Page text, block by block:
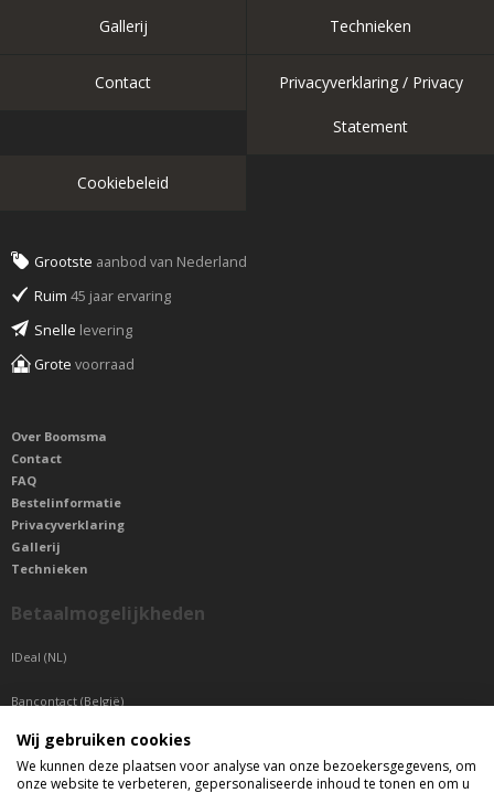
Gallerij Technieken
Contact Privacyverklaring / Privacy
Statement
Cookiebeleid
Grootste aanbod van Nederland
Ruim 45 jaar ervaring
Snelle levering
Grote voorraad
Over Boomsma
Contact
FAQ
Bestelinformatie
Privacyverklaring
Gallerij
Technieken
Betaalmogelijkheden
IDeal (NL)
Bancontact (België)
Sepa betaling (Overige landen)
Wij gebruiken cookies
We kunnen deze plaatsen voor analyse van onze bezoekersgegevens, om
onze website te verbeteren, gepersonaliseerde inhoud te tonen en om u